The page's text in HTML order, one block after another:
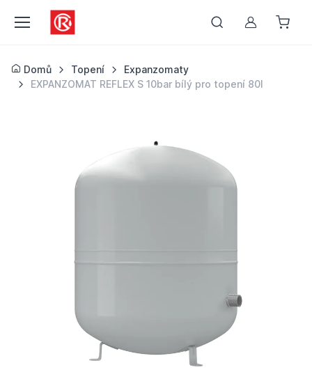
Můj účet
Domů Topení
Expanzomaty
EXPANZOMAT REFLEX S 10bar bílý pro topení 80l